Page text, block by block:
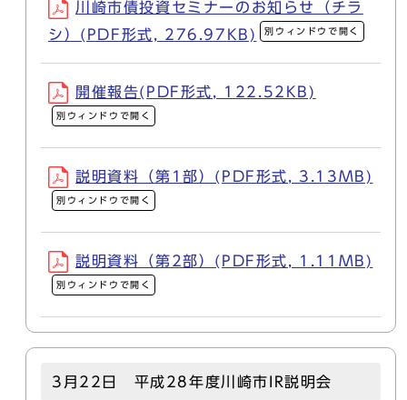
川崎市債投資セミナーのお知らせ（チラ
シ）(PDF形式, 276.97KB)
別ウィンドウで開く
開催報告(PDF形式, 122.52KB)
別ウィンドウで開く
説明資料（第1部）(PDF形式, 3.13MB)
別ウィンドウで開く
説明資料（第2部）(PDF形式, 1.11MB)
別ウィンドウで開く
3月22日 平成28年度川崎市IR説明会